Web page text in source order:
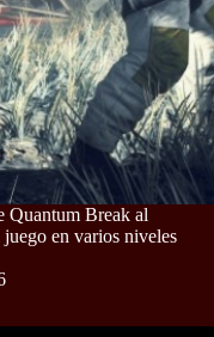
Quantum Break al
en varios niveles